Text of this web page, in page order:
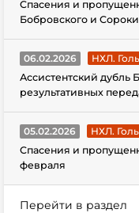
Спасения и
Бобровского и
06.02.2026
НХЛ.
Ассистентский дубль
результативных
05.02.2026
НХЛ.
Спасения и
февраля
Перейти в раздел